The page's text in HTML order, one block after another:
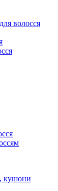
волосся
кушони